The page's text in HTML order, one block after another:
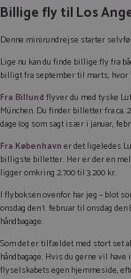
Billige fly til Los
Denne minirundrejse starter
Lige nu kan du finde billige fly fra
billigt fra september til marts,
Fra Billundflyver du med tyske
München. Du finder billetter fra ca.
dage (og som sagt især i januar,
Fra Københavner det ligeledes
billigste billetter. Her er der en
ligger omkring 2.700 til 3.200 kr.
I flyboksen ovenfor har jeg – blot
onsdag den 1. februar til onsdag
håndbagage.
Som det er tilfældet med stort set
håndbagage. Hvis du gerne vil
flyselskabets egen hjemmeside,